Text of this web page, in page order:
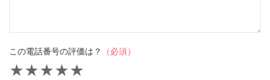
この電話番号の評価は？ （必須）
★
★
★
★
★